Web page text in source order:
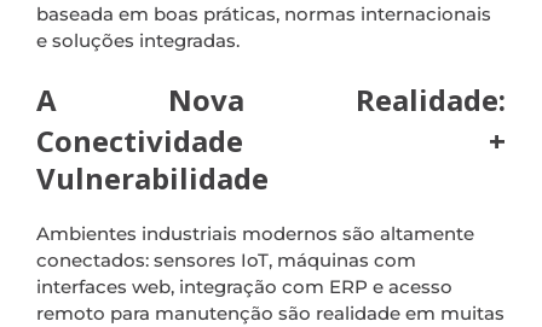
baseada em boas práticas, normas internacionais
e soluções integradas.
A Nova Realidade:
Conectividade +
Vulnerabilidade
Ambientes industriais modernos são altamente
conectados: sensores IoT, máquinas com
interfaces web, integração com ERP e acesso
remoto para manutenção são realidade em muitas